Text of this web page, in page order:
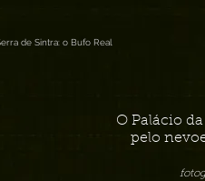
O Palácio
pelo
de Sintra: o Bufo Real